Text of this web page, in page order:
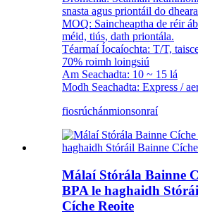
snasta agus priontáil do
MOQ: Saincheaptha de réir
méid, tiús, dath priontála.
Téarmaí Íocaíochta: T/T,
70% roimh loingsiú
Am Seachadta: 10 ~ 15 lá
Modh Seachadta: Express /
fiosrúchánmionsonraí
Málaí Stórála Bainne
BPA le haghaidh
Cíche Reoite